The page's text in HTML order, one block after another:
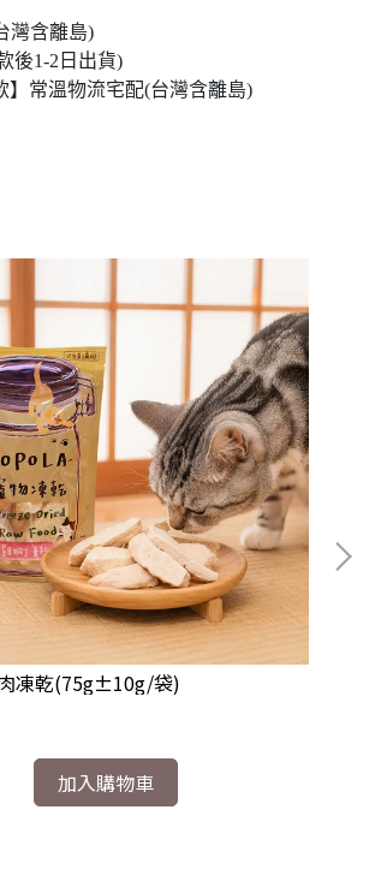
灣含離島)
後1-2日出貨)
】常溫物流宅配(台灣含離島)
凍乾(75g±10g/袋)
加入購物車